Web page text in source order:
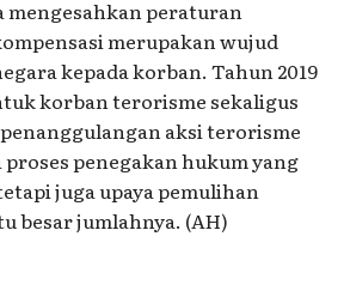
mengesahkan peraturan
merupakan wujud
kepada korban. Tahun 2019
korban terorisme sekaligus
aksi terorisme
proses penegakan hukum yang
juga upaya pemulihan
besar jumlahnya. (AH)